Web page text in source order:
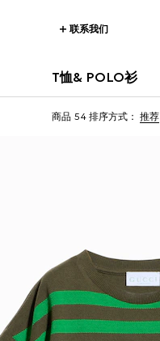
联系我们
T恤& POLO衫
商品 54 排序方式： 推荐